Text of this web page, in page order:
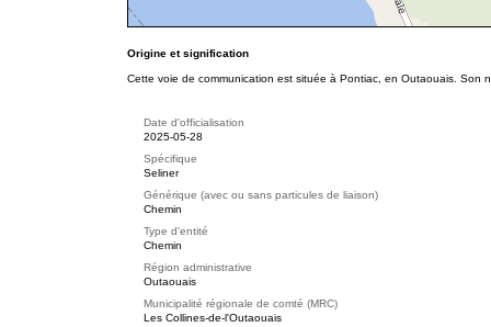
Origine et signification
Cette voie de communication est située à Pontiac, en Outaouais. Son
Date d'officialisation
2025-05-28
Spécifique
Seliner
Générique (avec ou sans particules de liaison)
Chemin
Type d'entité
Chemin
Région administrative
Outaouais
Municipalité régionale de comté (MRC)
Les Collines-de-l'Outaouais